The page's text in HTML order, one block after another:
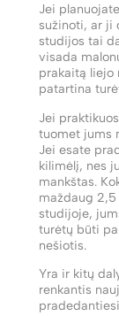
Jei
sužinoti, ar ji
studijos tai
visada
prakaitą liejo
patartina
Jei
tuomet jums
Jei esate
kilimėlį, nes
mankštas.
maždaug
studijoje,
turėtų būti
nešiotis.
Yra ir kitų
renkantis